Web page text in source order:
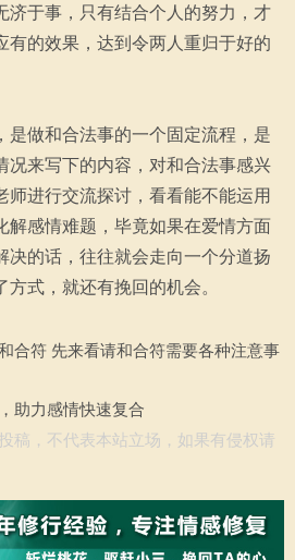
济于事，只有结合个人的努力，才
有的效果，达到令两人重归于好的
是做和合法事的一个固定流程，是
况来写下的内容，对和合法事感兴
师进行交流探讨，看看能不能运用
解感情难题，毕竟如果在爱情方面
决的话，往往就会走向一个分道扬
式，就还有挽回的机会。
合符 先来看请和合符需要各种注意事
助力感情快速复合
稿，不代表本站立场，如果有侵权请